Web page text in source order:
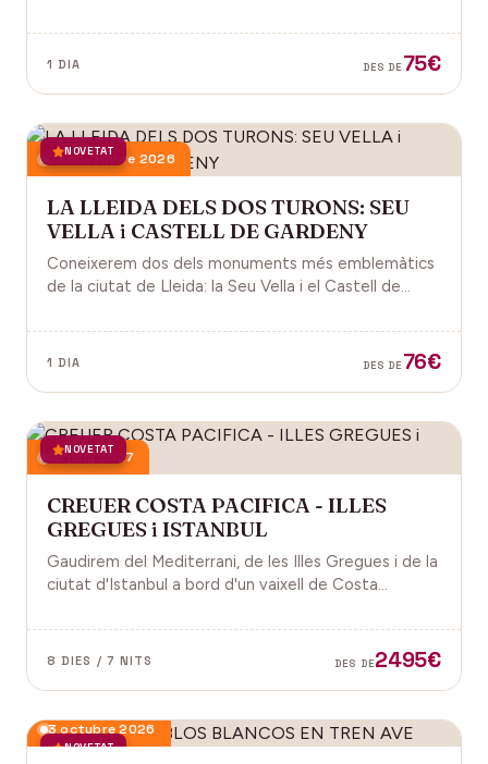
1 DIA DES DE 75€
NOVETAT
21 novembre 2026
LA LLEIDA DELS DOS TURONS: SEU
VELLA i CASTELL DE GARDENY
Coneixerem dos dels monuments més emblemàtics
de la ciutat de Lleida: la Seu Vella i el Castell de
1 DIA DES DE 76€
NOVETAT
18 juny 2027
CREUER COSTA PACIFICA - ILLES
GREGUES i ISTANBUL
Gaudirem del Mediterrani, de les Illes Gregues i de la
ciutat d'Istanbul a bord d'un vaixell de Costa
8 DIES / 7 NITS DES DE2495€
NOVETAT
3 octubre 2026